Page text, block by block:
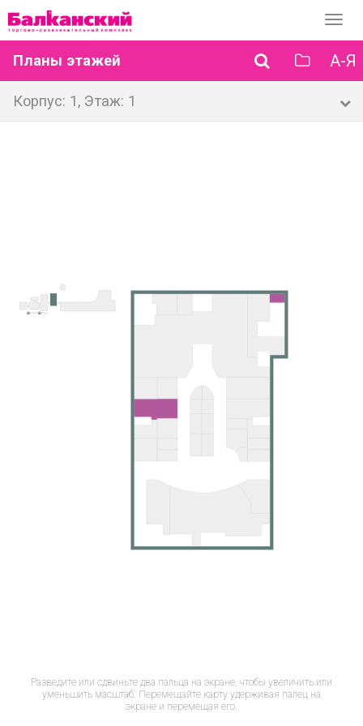
Планы этажей А-Я
Корпус: 1, Этаж: 1
Разведите или сдвиньте два пальца на экране, чтобы увеличить или
уменьшить масштаб. Перемещайте карту удерживая палец на
экране и перемещая его.